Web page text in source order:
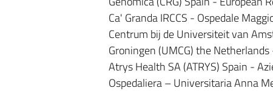
Ca' Granda IRCCS - Ospedale
Centrum bij de Universiteit van
Groningen (UMCG) the
Atrys Health SA (ATRYS) Spain -
Ospedaliera – Universitaria Anna